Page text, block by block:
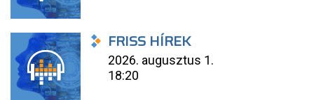
FRISS HÍREK
2026. augusztus 1.
18:20